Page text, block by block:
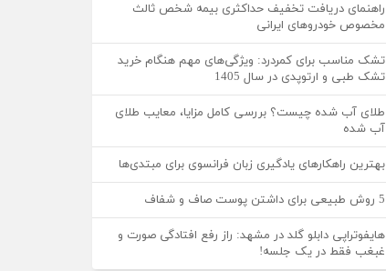
راهنمای دریافت تخفیف حداکثری بیمه شخص ثالث
مخصوص خودروهای ایرانی
تشک مناسب برای کمردرد: ویژگی‌های مهم هنگام خرید
تشک طبی و ارتوپدی در سال 1405
طلای آب شده چیست؟ بررسی کامل مزایا، معایب طلای
آب شده
بهترین راهکارهای یادگیری زبان فرانسوی برای مبتدی‌ها
5 روش طبیعی برای داشتن پوست صاف و شفاف
هایفوتراپی دابلو گلد در مشهد: راز رفع افتادگی صورت و
غبغب فقط در یک جلسه!